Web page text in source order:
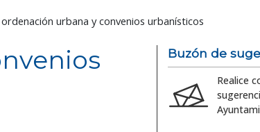
ordenación urbana y convenios urbanísticos
Buzón de
Realice